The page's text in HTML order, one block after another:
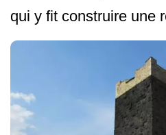
qui y fit construire une